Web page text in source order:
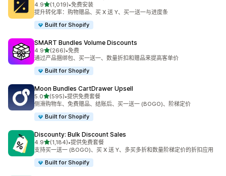
4.9星（满分 5 星）
(1,019)
总共 1019 条评论
•免费安装
提升转化率：购物赠品、买 X 送 Y、买一送一与进度条
Built for Shopify
SMART Bundles Volume Discounts
4.9星（满分 5 星）
(266)
总共 266 条评论
•免费
通过产品捆绑包、买一送一、数量折扣和赠品来提高客单价
Built for Shopify
Moon Bundles CartDrawer Upsell
5.0星（满分 5 星）
(595)
总共 595 条评论
•提供免费套餐
侧滑购物车、免费赠品、结账后、买一送一 (BOGO)、阶梯定价
Built for Shopify
Discounty: Bulk Discount Sales
4.9星（满分 5 星）
(1,184)
总共 1184 条评论
•提供免费套餐
支持买一送一 (BOGO)、买 X 送 Y、多买多折和数量阶梯定价的折扣应用
Built for Shopify